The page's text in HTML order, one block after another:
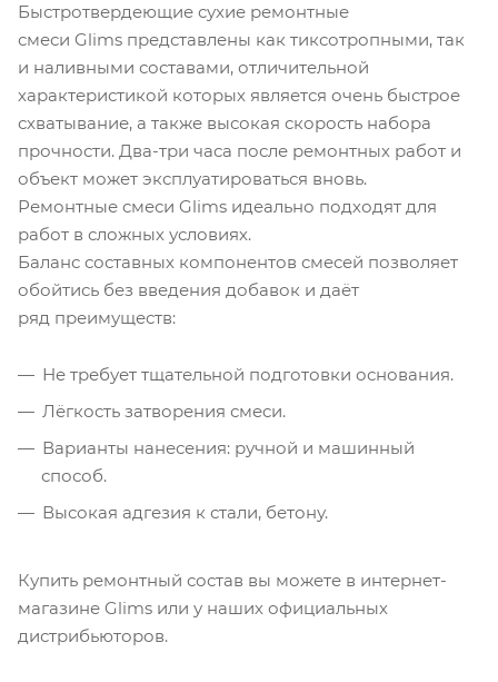
Быстротвердеющие сухие ремонтные
смеси Glims представлены как тиксотропными, так
и наливными составами, отличительной
характеристикой которых является очень быстрое
схватывание, а также высокая скорость набора
прочности. Два-три часа после ремонтных работ и
объект может эксплуатироваться вновь.
Ремонтные смеси Glims идеально подходят для
работ в сложных условиях.
Баланс составных компонентов смесей позволяет
обойтись без введения добавок и даёт
ряд преимуществ:
Не требует тщательной подготовки основания.
Лёгкость затворения смеси.
Варианты нанесения: ручной и машинный
способ.
Высокая адгезия к стали, бетону.
Купить ремонтный состав вы можете в интернет-
магазине Glims или у наших официальных
дистрибьюторов.